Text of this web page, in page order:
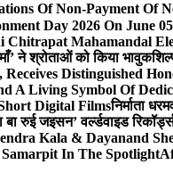
Of Non-Payment
Day 2026 On June
Mahamandal
ने श्रोताओं को किया भावुक
Distinguished
A Living Symbol Of
Digital Filmsनिर्माता
रुई जइसन’ वर्ल्डवाइड
Kala & Dayanand
In The Spotlight